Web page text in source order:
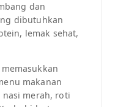
dan
dibutuhkan
lemak sehat,
makanan
nasi merah, roti